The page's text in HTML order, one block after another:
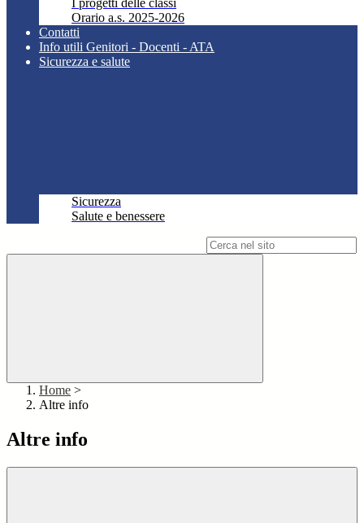
I progetti delle classi
Orario a.s. 2025-2026
Contatti
Info utili Genitori - Docenti - ATA
Sicurezza e salute
Sicurezza
Salute e benessere
Home >
Altre info
Altre info